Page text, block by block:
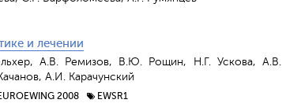
и лечении
А.В. Ремизов, В.Ю. Рощин, Н.Г. Ускова, А.В.
А.И. Карачунский
2008
EWSR1